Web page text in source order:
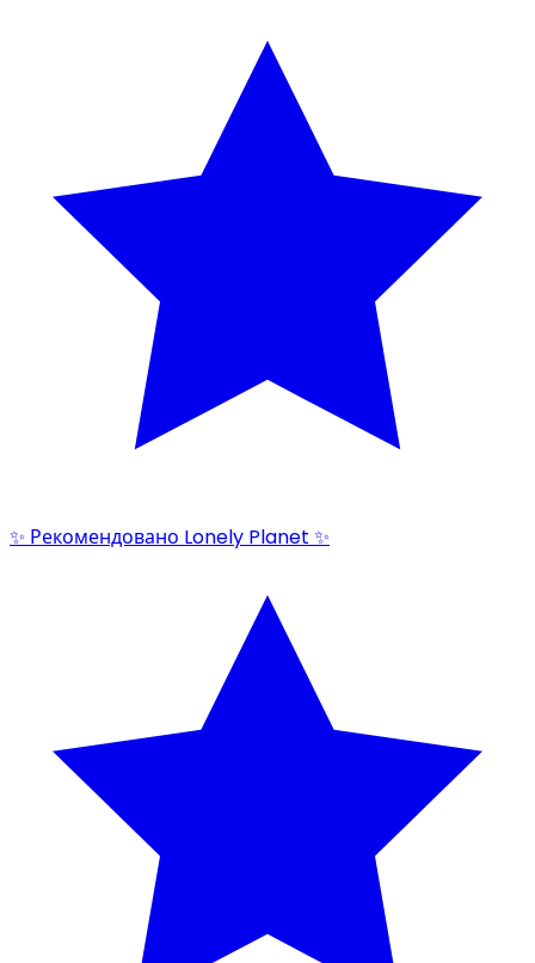
✨ Рекомендовано Lonely Planet ✨